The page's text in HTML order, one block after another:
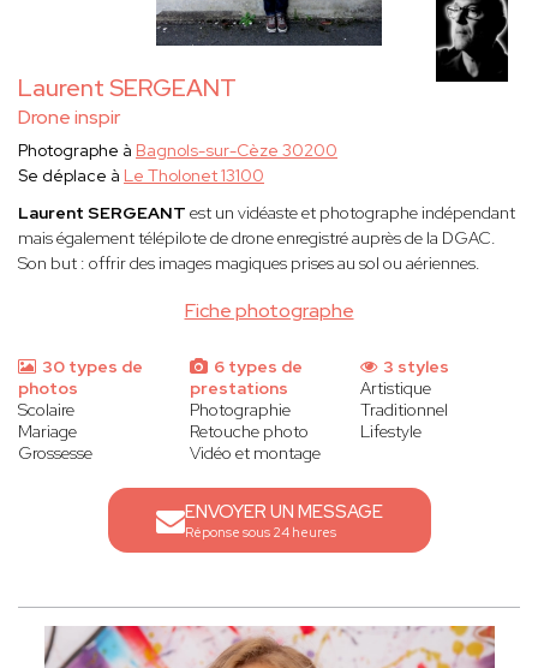
Laurent SERGEANT
Drone inspir
Fiche photographe
Photographe à Bagnols-sur-Cèze 30200
Se déplace à Le Tholonet 13100
Laurent SERGEANT est un vidéaste et photographe indépendant
mais également télépilote de drone enregistré auprès de la DGAC.
Son but : offrir des images magiques prises au sol ou aériennes.
30 types de
photos
Scolaire
Mariage
Grossesse
6 types de
prestations
Photographie
Retouche photo
Vidéo et montage
3 styles
Artistique
Traditionnel
Lifestyle
ENVOYER UN MESSAGE
Réponse sous 24 heures